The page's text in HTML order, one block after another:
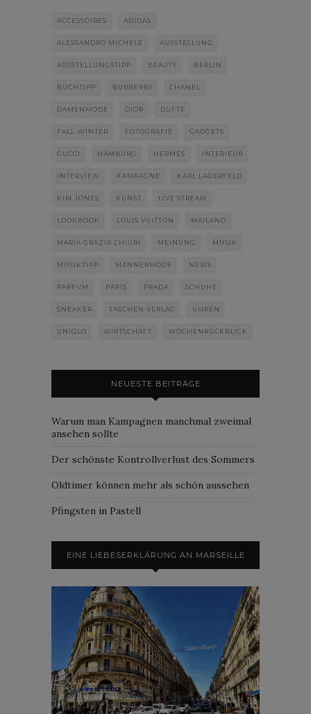
ACCESSOIRES ADIDAS
ALESSANDRO MICHELE AUSSTELLUNG
AUSSTELLUNGSTIPP BEAUTY BERLIN
BUCHTIPP BURBERRY CHANEL
DAMENMODE DIOR DÜFTE
FALL-WINTER FOTOGRAFIE GADGETS
GUCCI HAMBURG HERMÈS INTERIEUR
INTERVIEW KAMPAGNE KARL LAGERFELD
KIM JONES KUNST LIVE STREAM
LOOKBOOK LOUIS VUITTON MAILAND
MARIA GRAZIA CHIURI MEINUNG MUSIK
MUSIKTIPP MÄNNERMODE NEWS
PARFUM PARIS PRADA SCHUHE
SNEAKER TASCHEN VERLAG UHREN
UNIQLO WIRTSCHAFT WOCHENRÜCKBLICK
NEUESTE BEITRÄGE
Warum man Kampagnen manchmal zweimal
ansehen sollte
Der schönste Kontrollverlust des Sommers
Oldtimer können mehr als schön aussehen
Pfingsten in Pastell
EINE LIEBESERKLÄRUNG AN MARSEILLE